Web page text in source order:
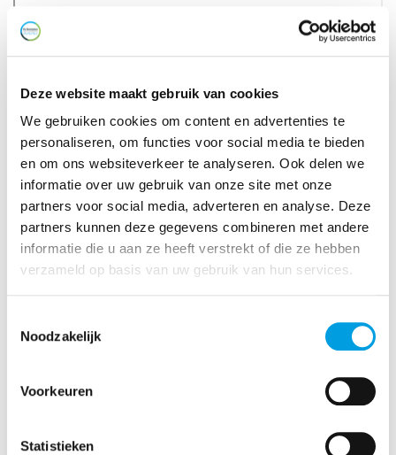
Deze website maakt gebruik van cookies
We gebruiken cookies om content en advertenties te
personaliseren, om functies voor social media te bieden
en om ons websiteverkeer te analyseren. Ook delen we
informatie over uw gebruik van onze site met onze
partners voor social media, adverteren en analyse. Deze
partners kunnen deze gegevens combineren met andere
informatie die u aan ze heeft verstrekt of die ze hebben
verzameld op basis van uw gebruik van hun services.
Noodzakelijk
Voorkeuren
Statistieken
Benieuwd hoe onze locatie is veranderd? Neem een
kijkje in onze oude accomodatie!